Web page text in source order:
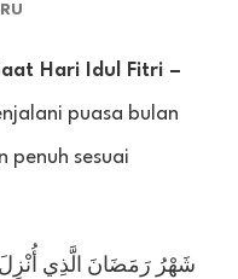
Hari Idul Fitri –
puasa bulan
penuh sesuai
شَهْرُ رَمَضَانَ الَّذِي أُنْزِلَ